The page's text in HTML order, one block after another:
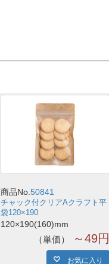
商品No.50841
チャック付クリアAクラフト平
袋120×190
120×190(160)mm
単価 ～49円
お気に入り